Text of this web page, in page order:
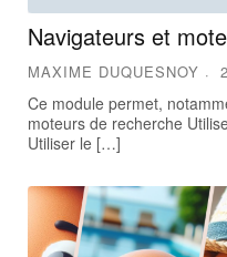
Navigateurs et
MAXIME DUQUESNOY
Ce module permet,
moteurs de recherche
Utiliser le […]